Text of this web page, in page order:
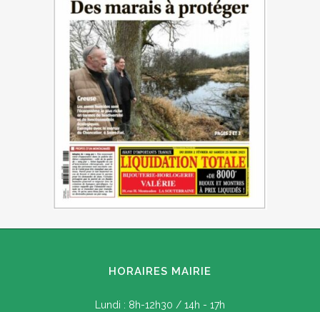
HORAIRES MAIRIE
Lundi : 8h-12h30 / 14h - 17h